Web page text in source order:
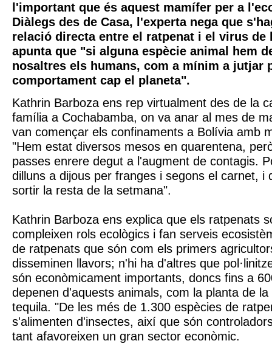
l'important que és aquest mamífer per a
Diàlegs des de Casa, l'experta nega que
relació directa entre el ratpenat i el virus de
apunta que "si alguna espècie animal hem
nosaltres els humans, com a mínim a jutjar
comportament cap el planeta".
Kathrin Barboza ens rep virtualment des de la
família a Cochabamba, on va anar al mes de
van començar els confinaments a Bolívia amb
"Hem estat diversos mesos en quarentena,
passes enrere degut a l'augment de contagis.
dilluns a dijous per franges i segons el carnet, i
sortir la resta de la setmana".
Kathrin Barboza ens explica que els ratpenats
compleixen rols ecològics i fan serveis
de ratpenats que són com els primers
disseminen llavors; n'hi ha d'altres que
són econòmicament importants, doncs fins a
depenen d'aquests animals, com la planta de la
tequila. "De les més de 1.300 espècies de
s'alimenten d'insectes, així que són
tant afavoreixen un gran sector econòmic.